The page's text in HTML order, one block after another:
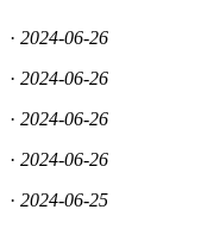
· 2024-06-26
· 2024-06-26
· 2024-06-26
· 2024-06-26
· 2024-06-25